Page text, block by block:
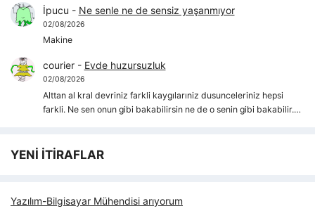
İpucu - Ne senle ne de sensiz yaşanmıyor
02/08/2026
Makine
courier- Evde huzursuzluk
02/08/2026
Alttan al kral devriniz farkli kaygılarıniz dusunceleriniz hepsi
farkli. Ne sen onun gibi bakabilirsin ne de o senin gibi bakabilir.…
YENİ İTİRAFLAR
Yazılım-Bilgisayar Mühendisi arıyorum